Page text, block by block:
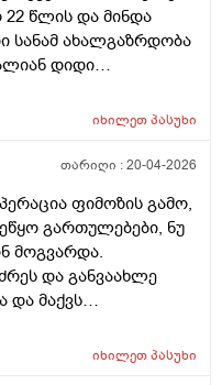
მეუბნევა
Შაქარიო და
და ან
Ჩანს ჰემოგლობინი
ან სხვა რა
მიᲗხარიᲗ რა
ან არ ვვარჯიშობ იმ
და რა ვქნა ვერ
და
წლის და მინდა
ახალგაზრდობა
დიდი
პლასტიკური
კლინიკას ან
იხილეთპასუხი
თარიღი :20-04-2026
ფიმოზის გამო,
გართულებები, ნუ
მოგვარდა.
და განვაახლე
და მაქვს
თან ვიზუალურადაც
იხილეთპასუხი